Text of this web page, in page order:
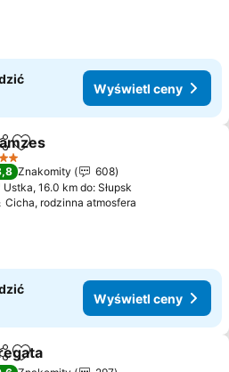
Wyświetl ceny
Dodaj do ulubionych
Znakomity
608
Ustka, 16.0 km do: Słupsk
Cicha, rodzinna atmosfera
Wyświetl ceny
Dodaj do ulubionych